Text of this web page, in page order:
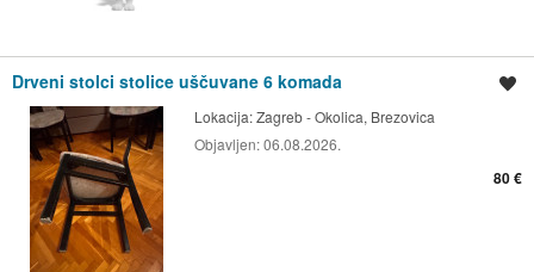
Drveni stolci stolice uščuvane 6 komada
Lokacija:Zagreb - Okolica, Brezovica
Objavljen:06.08.2026.
80 €